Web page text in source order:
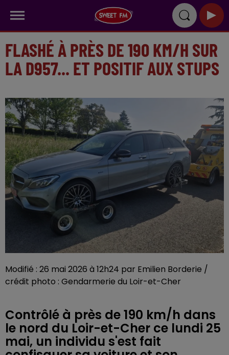
FLASHÉ À PRÈS DE 190 KM/H SUR
LA D957... ET POSITIF AUX STUPS
Modifié : 26 mai 2026 à 12h24 par Emilien Borderie /
crédit photo : Gendarmerie du Loir-et-Cher
Contrôlé à près de 190 km/h dans
le nord du Loir-et-Cher ce lundi 25
mai, un individu s'est fait